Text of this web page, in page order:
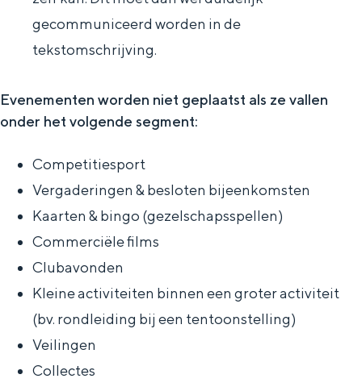
gecommuniceerd worden in de
tekstomschrijving.
Evenementen worden niet geplaatst als ze vallen
onder het volgende segment:
Competitiesport
Vergaderingen & besloten bijeenkomsten
Kaarten & bingo (gezelschapsspellen)
Commerciële films
Clubavonden
Kleine activiteiten binnen een groter activiteit
(bv. rondleiding bij een tentoonstelling)
Veilingen
Collectes